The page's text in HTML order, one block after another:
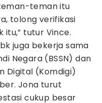
teman itu
tolong verifikasi
itu,” tutur Vince.
juga bekerja sama
Negara (BSSN) dan
Digital (Komdigi)
Jona turut
cukup besar